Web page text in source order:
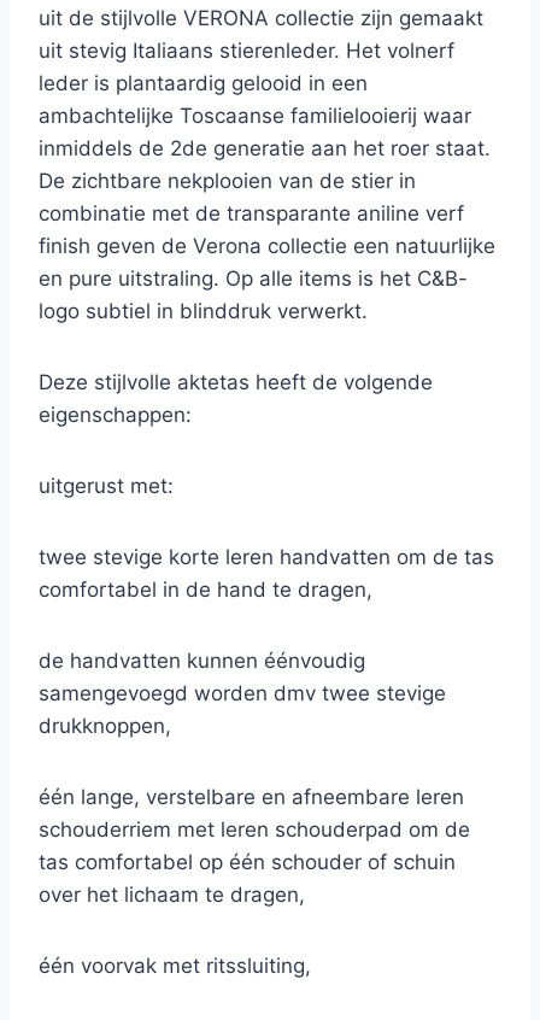
uit de stijlvolle VERONA collectie zijn gemaakt
uit stevig Italiaans stierenleder. Het volnerf
leder is plantaardig gelooid in een
ambachtelijke Toscaanse familielooierij waar
inmiddels de 2de generatie aan het roer staat.
De zichtbare nekplooien van de stier in
combinatie met de transparante aniline verf
finish geven de Verona collectie een natuurlijke
en pure uitstraling. Op alle items is het C&B-
logo subtiel in blinddruk verwerkt.
Deze stijlvolle aktetas heeft de volgende
eigenschappen:
uitgerust met:
twee stevige korte leren handvatten om de tas
comfortabel in de hand te dragen,
de handvatten kunnen éénvoudig
samengevoegd worden dmv twee stevige
drukknoppen,
één lange, verstelbare en afneembare leren
schouderriem met leren schouderpad om de
tas comfortabel op één schouder of schuin
over het lichaam te dragen,
één voorvak met ritssluiting,